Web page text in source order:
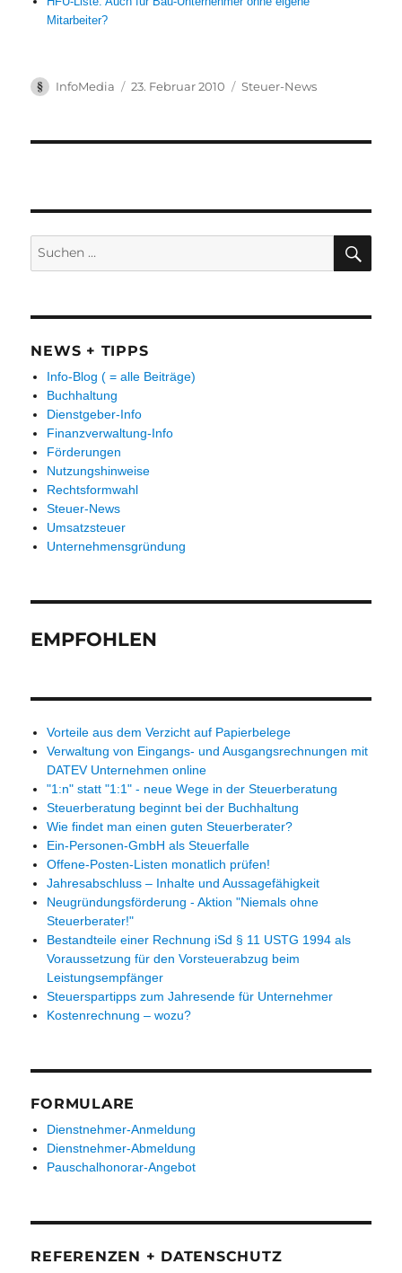
Mitarbeiter?
Autor
InfoMedia
Veröffentlicht
23. Februar 2010 Kategorien
Steuer-News
NEWS + TIPPS
Info-Blog ( = alle Beiträge)
Buchhaltung
Dienstgeber-Info
Finanzverwaltung-Info
Förderungen
Nutzungshinweise
Rechtsformwahl
Steuer-News
Umsatzsteuer
Unternehmensgründung
EMPFOHLEN
Vorteile aus dem Verzicht auf Papierbelege
Verwaltung von Eingangs- und Ausgangsrechnungen mit
DATEV Unternehmen online
"1:n" statt "1:1" - neue Wege in der Steuerberatung
Steuerberatung beginnt bei der Buchhaltung
Wie findet man einen guten Steuerberater?
Ein-Personen-GmbH als Steuerfalle
Offene-Posten-Listen monatlich prüfen!
Jahresabschluss – Inhalte und Aussagefähigkeit
Neugründungsförderung - Aktion "Niemals ohne
Steuerberater!"
Bestandteile einer Rechnung iSd § 11 USTG 1994 als
Voraussetzung für den Vorsteuerabzug beim
Leistungsempfänger
Steuerspartipps zum Jahresende für Unternehmer
Kostenrechnung – wozu?
FORMULARE
Dienstnehmer-Anmeldung
Dienstnehmer-Abmeldung
Pauschalhonorar-Angebot
REFERENZEN + DATENSCHUTZ